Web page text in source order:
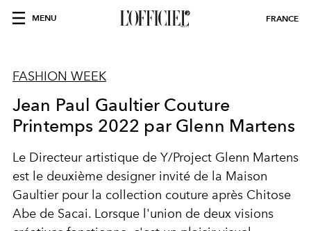
MENU FRANCE
FASHION WEEK
Jean Paul Gaultier Couture
Printemps 2022 par Glenn Martens
Le Directeur artistique de Y/Project Glenn Martens
est le deuxième designer invité de la Maison
Gaultier pour la collection couture après Chitose
Abe de Sacai. Lorsque l'union de deux visions